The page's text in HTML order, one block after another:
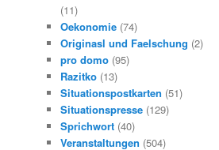
(11)
Oekonomie (74)
Originasl und Faelschung (2)
pro domo (95)
Razitko (13)
Situationspostkarten (51)
Situationspresse (129)
Sprichwort (40)
Veranstaltungen (504)